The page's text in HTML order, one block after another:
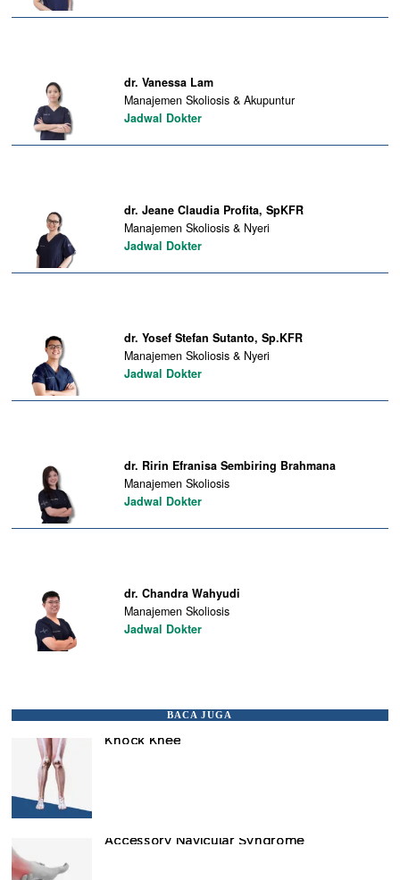
dr. Vanessa Lam
Manajemen Skoliosis & Akupuntur
Jadwal Dokter
dr. Jeane Claudia Profita, SpKFR
Manajemen Skoliosis & Nyeri
Jadwal Dokter
dr. Yosef Stefan Sutanto, Sp.KFR
Manajemen Skoliosis & Nyeri
Jadwal Dokter
dr. Ririn Efranisa Sembiring Brahmana
Manajemen Skoliosis
Jadwal Dokter
dr. Chandra Wahyudi
Manajemen Skoliosis
Jadwal Dokter
BACA JUGA
Knock Knee
Accessory Navicular Syndrome